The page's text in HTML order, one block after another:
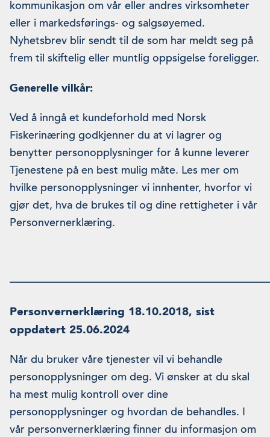
kommunikasjon om vår eller andres virksomheter
eller i markedsførings- og salgsøyemed.
Nyhetsbrev blir sendt til de som har meldt seg på
frem til skiftelig eller muntlig oppsigelse foreligger.
Generelle vilkår:
Ved å inngå et kundeforhold med Norsk
Fiskerinæring godkjenner du at vi lagrer og
benytter personopplysninger for å kunne leverer
Tjenestene på en best mulig måte. Les mer om
hvilke personopplysninger vi innhenter, hvorfor vi
gjør det, hva de brukes til og dine rettigheter i vår
Personvernerklæring.
Personvernerklæring 18.10.2018, sist
oppdatert 25.06.2024
Når du bruker våre tjenester vil vi behandle
personopplysninger om deg. Vi ønsker at du skal
ha mest mulig kontroll over dine
personopplysninger og hvordan de behandles. I
vår personvernerklæring finner du informasjon om